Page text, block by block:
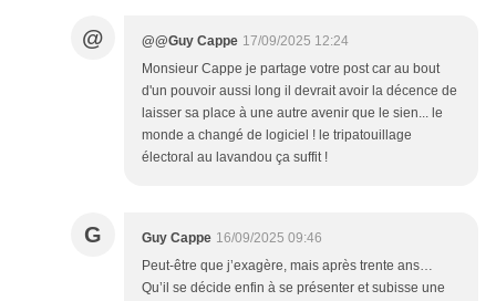
@ @@Guy Cappe 17/09/2025 12:24
Monsieur Cappe je partage votre post car au bout
d'un pouvoir aussi long il devrait avoir la décence de
laisser sa place à une autre avenir que le sien... le
monde a changé de logiciel ! le tripatouillage
électoral au lavandou ça suffit !
G Guy Cappe 16/09/2025 09:46
Peut-être que j’exagère, mais après trente ans…
Qu’il se décide enfin à se présenter et subisse une